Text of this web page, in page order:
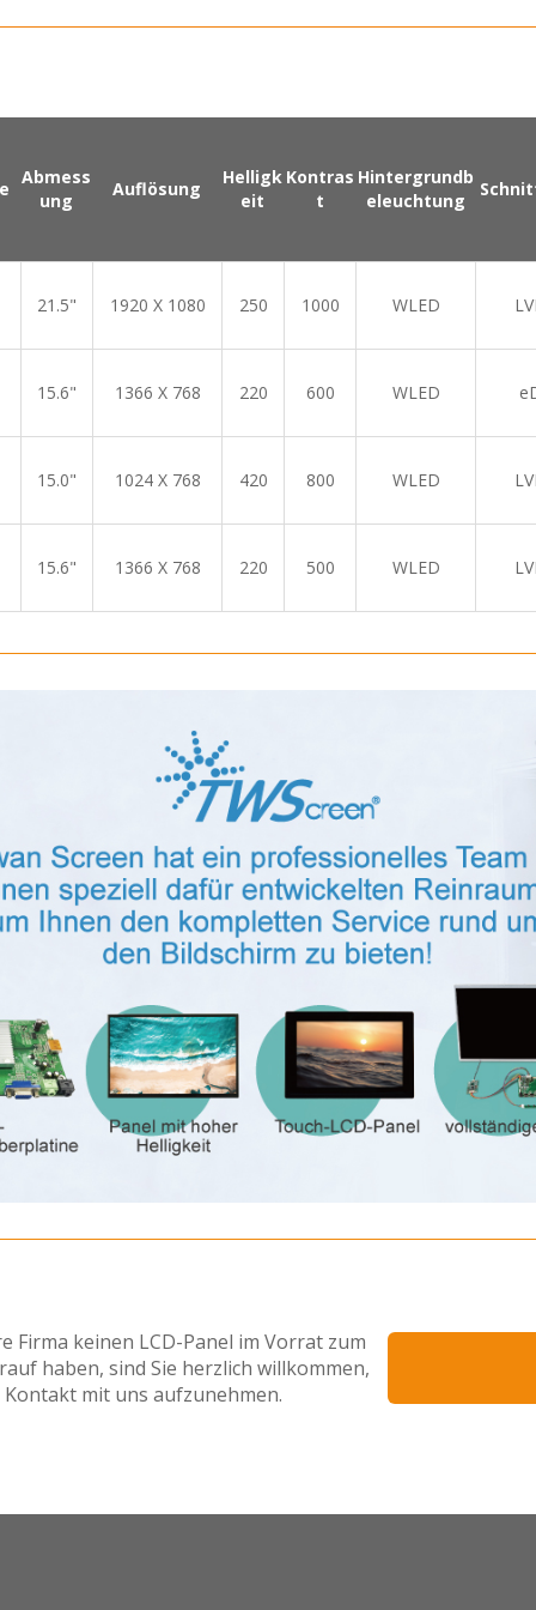
Abmess
ung
Auflösung
Helligk
eit
Kontras
t
Hintergrundb
eleuchtung
21.5" 1920 X 1080 250 1000 WLED
15.6" 1366 X 768 220 600 WLED
15.0" 1024 X 768 420 800 WLED
15.6" 1366 X 768 220 500 WLED
Firma keinen LCD-Panel im Vorrat zum
haben, sind Sie herzlich willkommen,
Kontakt mit uns aufzunehmen.